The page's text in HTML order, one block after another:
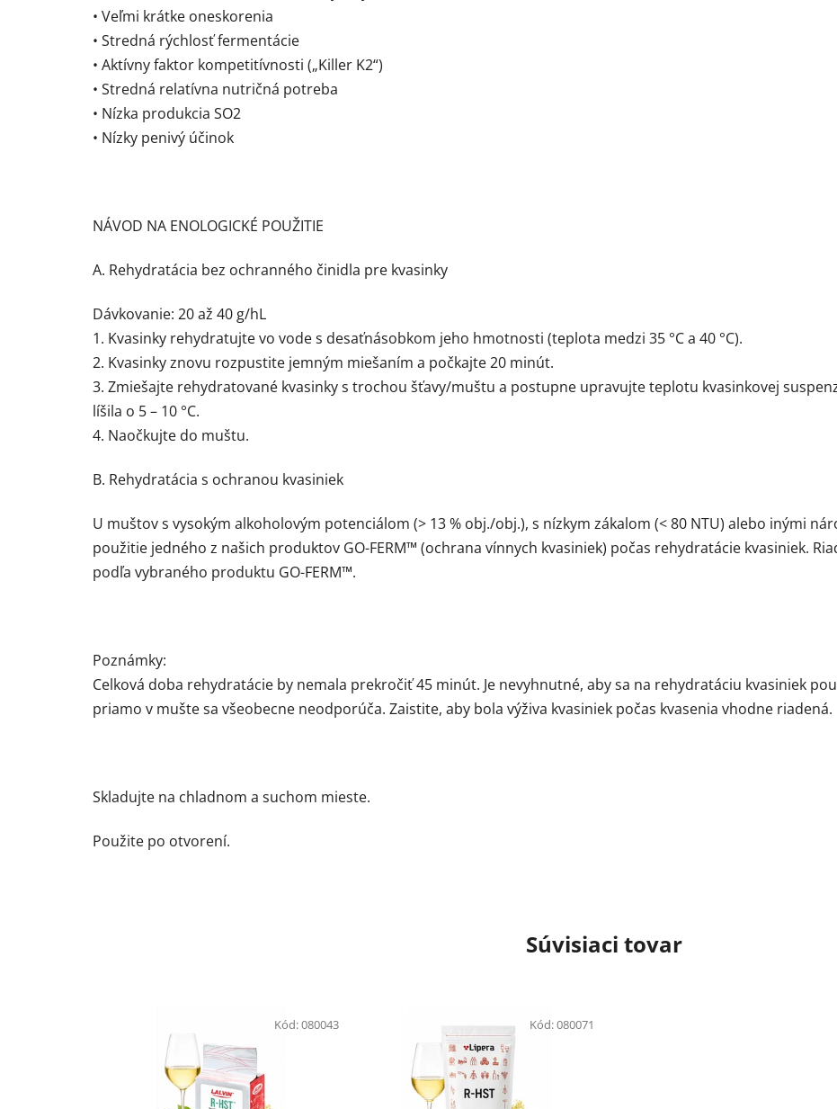
• Veľmi krátke oneskorenia
• Stredná rýchlosť fermentácie
• Aktívny faktor kompetitívnosti („Killer K2“)
• Stredná relatívna nutričná potreba
• Nízka produkcia SO2
• Nízky penivý účinok
NÁVOD NA ENOLOGICKÉ POUŽITIE
A. Rehydratácia bez ochranného činidla pre kvasinky
Dávkovanie: 20 až 40 g/hL
1. Kvasinky rehydratujte vo vode s desaťnásobkom jeho hmotnosti (teplota medzi 35 °C a 40 °C).
2. Kvasinky znovu rozpustite jemným miešaním a počkajte 20 minút.
3. Zmiešajte rehydratované kvasinky s trochou šťavy/muštu a postupne upravujte teplotu kvasinkovej
líšila o 5 – 10 °C.
4. Naočkujte do muštu.
B. Rehydratácia s ochranou kvasiniek
U muštov s vysokým alkoholovým potenciálom (> 13 % obj./obj.), s nízkym zákalom (< 80 NTU) alebo inými
použitie jedného z našich produktov GO-FERM™ (ochrana vínnych kvasiniek) počas rehydratácie kvasiniek.
podľa vybraného produktu GO-FERM™.
Poznámky:
Celková doba rehydratácie by nemala prekročiť 45 minút. Je nevyhnutné, aby sa na rehydratáciu kvasiniek
priamo v mušte sa všeobecne neodporúča. Zaistite, aby bola výživa kvasiniek počas kvasenia vhodne riadená.
Skladujte na chladnom a suchom mieste.
Použite po otvorení.
Súvisiaci tovar
Kód:080043 Kód:080071